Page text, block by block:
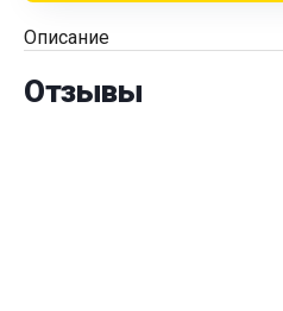
Описание
Отзывы